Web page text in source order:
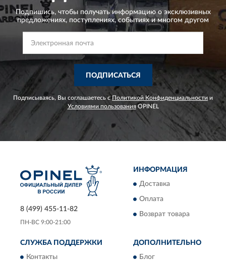
Подпишись, чтобы получать информацию о эксклюзивных
предложениях, поступлениях, событиях и многом другом
ПОДПИСАТЬСЯ
Подписываясь, Вы соглашаетесь сПолитикой Конфиденциальности и
Условиями пользованияOPINEL
8 (499) 455-11-82
ПН-ВС 9:00-21:00
ИНФОРМАЦИЯ
Доставка
Оплата
Возврат товара
СЛУЖБА ПОДДЕРЖКИ
Контакты
ДОПОЛНИТЕЛЬНО
Блог